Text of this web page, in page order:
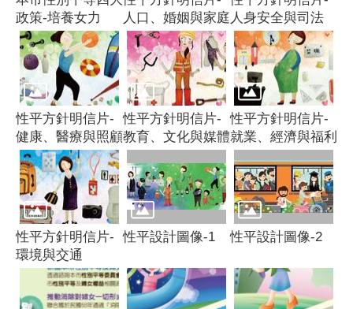
政策-培養女力
人口、婚姻與家庭 人身安全與司法
性平方針明信片-
健康、醫療與照顧
性平方針明信片-
教育、文化與媒體
性平方針明信片-
就業、經濟與福利
性平方針明信片-
環境與交通
性平設計圖像-1 性平設計圖像-2